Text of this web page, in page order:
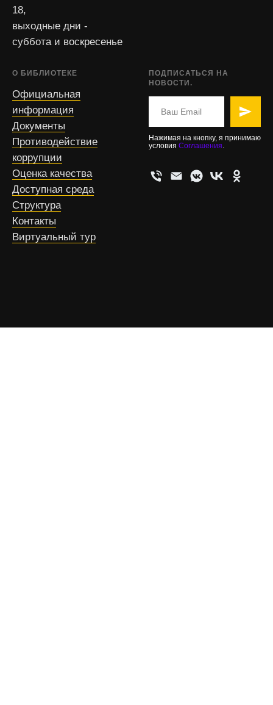
18,
выходные дни -
суббота и воскресенье
О БИБЛИОТЕКЕ
Официальная
информация
Документы
Противодействие
коррупции
Оценка качества
Доступная среда
Структура
Контакты
Виртуальный тур
ПОДПИСАТЬСЯ НА
НОВОСТИ.
Нажимая на кнопку, я принимаю
условия Соглашения.